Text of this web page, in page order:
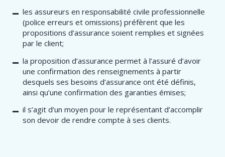
les assureurs en responsabilité civile professionnelle
(police erreurs et omissions) préfèrent que les
propositions d’assurance soient remplies et signées
par le client;
la proposition d’assurance permet à l’assuré d’avoir
une confirmation des renseignements à partir
desquels ses besoins d’assurance ont été définis,
ainsi qu’une confirmation des garanties émises;
il s’agit d’un moyen pour le représentant d’accomplir
son devoir de rendre compte à ses clients.